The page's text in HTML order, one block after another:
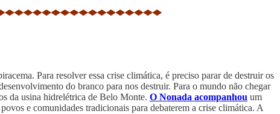
Para resolver essa crise climática, é preciso parar de destruir os
do branco para nos destruir. Para o mundo não chegar
da usina hidrelétrica de Belo Monte. O Nonada acompanhou um
e comunidades tradicionais para debaterem a crise climática. A